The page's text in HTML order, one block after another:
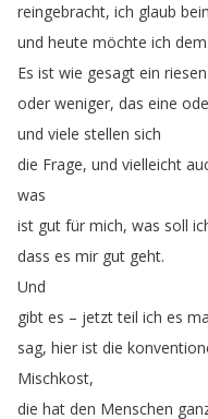
reingebracht, ich glaub
und heute möchte ich dem
Es ist wie gesagt ein riesen
oder weniger, das eine
und viele stellen sich
die Frage, und vielleicht
was
ist gut für mich, was soll
dass es mir gut geht.
Und
gibt es – jetzt teil ich es
sag, hier ist die
Mischkost,
die hat den Menschen